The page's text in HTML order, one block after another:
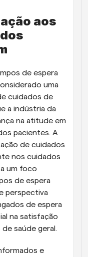
aos
de espera
uma
cuidados de
a indústria da
na atitude em
pacientes. A
de cuidados
nos cuidados
um foco
de espera
perspectiva
de espera
na satisfação
saúde geral.
e